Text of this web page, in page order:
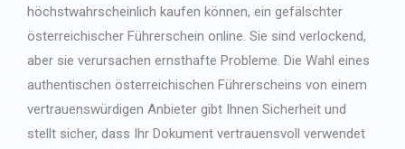
höchstwahrscheinlich kaufen können, ein gefälschter
österreichischer Führerschein online. Sie sind verlockend,
aber sie verursachen ernsthafte Probleme. Die Wahl eines
authentischen österreichischen Führerscheins von einem
vertrauenswürdigen Anbieter gibt Ihnen Sicherheit und
stellt sicher, dass Ihr Dokument vertrauensvoll verwendet